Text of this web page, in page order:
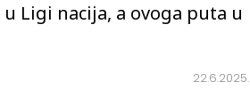
22.6.2025.
Ligi nacija, a ovoga puta u